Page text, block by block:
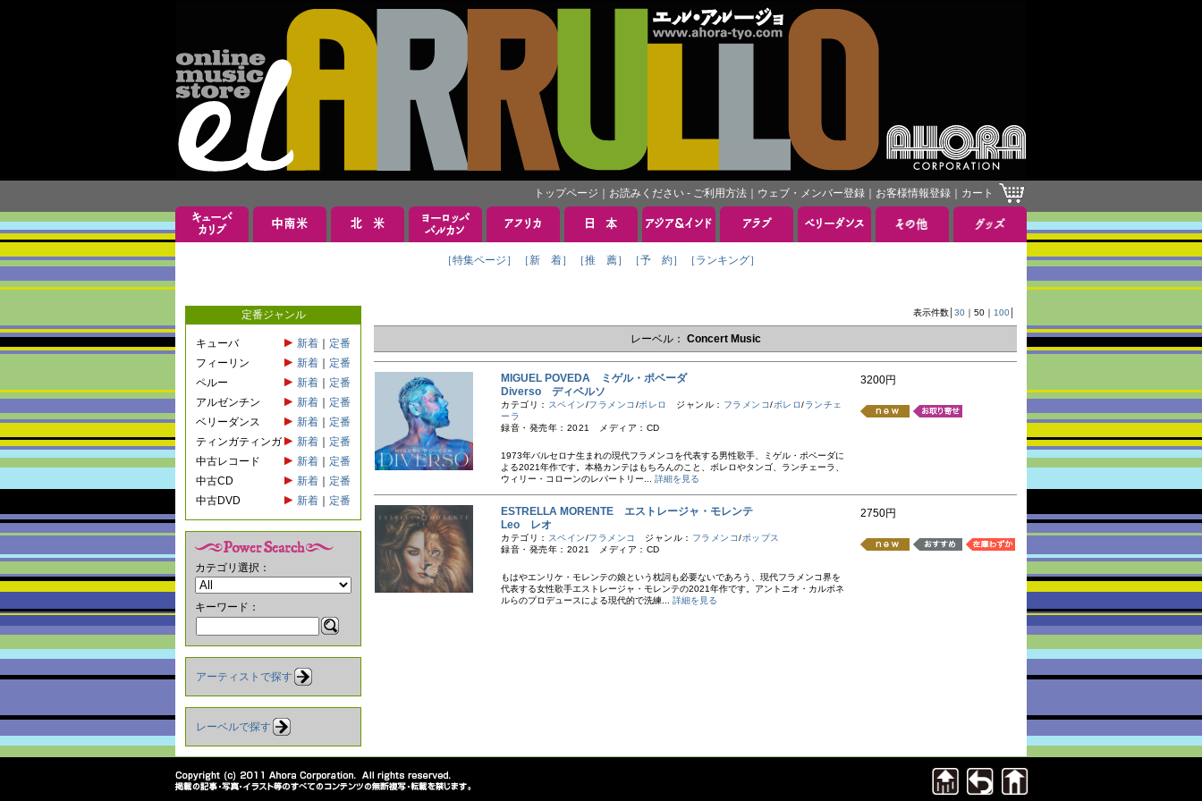
トップページ お読みください - ご利用方法 ウェブ・メンバー登録 お客様情報登録 カート
［特集ページ］ ［新 着］ ［推 薦］ ［予 約］ ［ランキング］
定番ジャンル
キューバ 新着
定番
フィーリン
新着
定番
ペルー
新着
定番
アルゼンチン
新着
定番
ベリーダンス
新着
定番
ティンガティンガ
新着
定番
中古レコード
新着
定番
中古CD
新着
定番
中古DVD
新着 定番
カテゴリ選択：
キーワード：
アーティストで探す
レーベルで探す
表示件数│ 30 ｜ 50 ｜ 100
レーベル： Concert Music
MIGUEL POVEDA ミゲル・ポベーダ
Diverso ディベルソ
カテゴリ： スペイン/フラメンコ /ボレロ ジャンル： フラメンコ/ボレロ/ランチェ
ーラ
録音・発売年：2021 メディア：CD
1973年バルセロナ生まれの現代フラメンコを代表する男性歌手、ミゲル・ポベーダに
よる2021年作です。本格カンテはもちろんのこと、ボレロやタンゴ、ランチェーラ、
ウィリー・コローンのレパートリー... 詳細を見る
3200円
ESTRELLA MORENTE エストレージャ・モレンテ
Leo レオ
カテゴリ： スペイン/フラメンコ ジャンル： フラメンコ/ポップス
録音・発売年：2021 メディア：CD
もはやエンリケ・モレンテの娘という枕詞も必要ないであろう、現代フラメンコ界を
代表する女性歌手エストレージャ・モレンテの2021年作です。アントニオ・カルボネ
ルらのプロデュースによる現代的で洗練... 詳細を見る
2750円